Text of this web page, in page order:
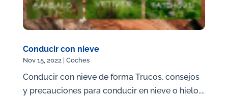
Conducir con nieve
Nov 15, 2022| Coches
Conducir con nieve de forma Trucos, consejos
y precauciones para conducir en nieve o hielo....